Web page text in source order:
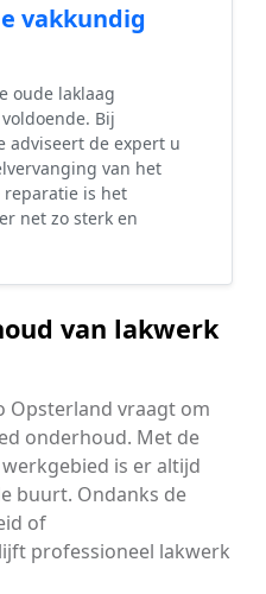
vakkundig
oude laklaag
Bij
adviseert de expert u
van het
reparatie is het
net zo sterk en
van lakwerk
Opsterland vraagt om
onderhoud. Met de
is er altijd
buurt. Ondanks de
of
professioneel lakwerk